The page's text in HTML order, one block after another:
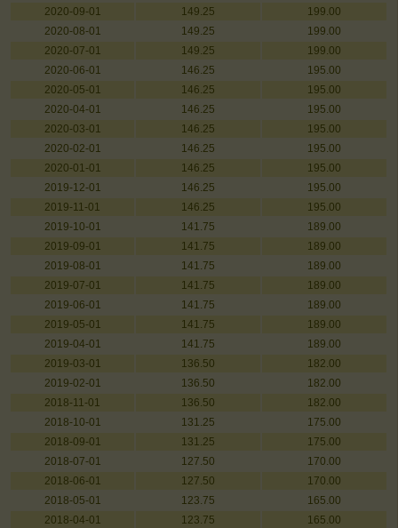
2020-09-01
149.25
199.00
2020-08-01
149.25
199.00
2020-07-01
149.25
199.00
2020-06-01
146.25
195.00
2020-05-01
146.25
195.00
2020-04-01
146.25
195.00
2020-03-01
146.25
195.00
2020-02-01
146.25
195.00
2020-01-01
146.25
195.00
2019-12-01
146.25
195.00
2019-11-01
146.25
195.00
2019-10-01
141.75
189.00
2019-09-01
141.75
189.00
2019-08-01
141.75
189.00
2019-07-01
141.75
189.00
2019-06-01
141.75
189.00
2019-05-01
141.75
189.00
2019-04-01
141.75
189.00
2019-03-01
136.50
182.00
2019-02-01
136.50
182.00
2018-11-01
136.50
182.00
2018-10-01
131.25
175.00
2018-09-01
131.25
175.00
2018-07-01
127.50
170.00
2018-06-01
127.50
170.00
2018-05-01
123.75
165.00
2018-04-01
123.75
165.00